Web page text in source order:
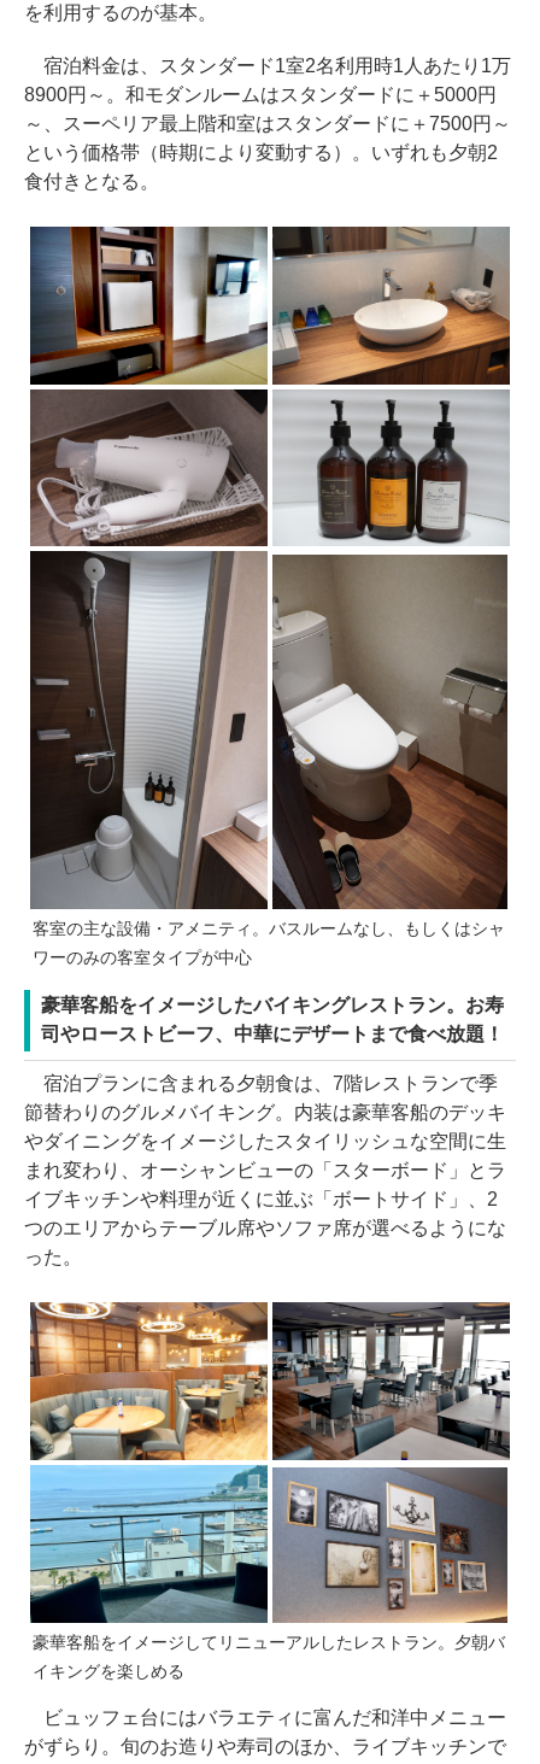
を利用するのが基本。
宿泊料金は、スタンダード1室2名利用時1人あたり1万
8900円～。和モダンルームはスタンダードに＋5000円
～、スーペリア最上階和室はスタンダードに＋7500円～
という価格帯（時期により変動する）。いずれも夕朝2
食付きとなる。
客室の主な設備・アメニティ。バスルームなし、もしくはシャ
ワーのみの客室タイプが中心
豪華客船をイメージしたバイキングレストラン。お寿
司やローストビーフ、中華にデザートまで食べ放題！
宿泊プランに含まれる夕朝食は、7階レストランで季
節替わりのグルメバイキング。内装は豪華客船のデッキ
やダイニングをイメージしたスタイリッシュな空間に生
まれ変わり、オーシャンビューの「スターボード」とラ
イブキッチンや料理が近くに並ぶ「ボートサイド」、2
つのエリアからテーブル席やソファ席が選べるようにな
った。
豪華客船をイメージしてリニューアルしたレストラン。夕朝バ
イキングを楽しめる
ビュッフェ台にはバラエティに富んだ和洋中メニュー
がずらり。旬のお造りや寿司のほか、ライブキッチンで